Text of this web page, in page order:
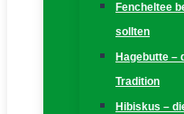
Fencheltee
sollten
Hagebutte –
Tradition
Hibiskus –